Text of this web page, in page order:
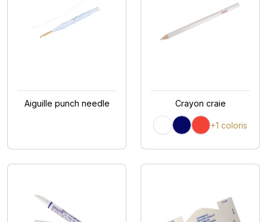
Aiguille punch needle Crayon craie
+1 coloris